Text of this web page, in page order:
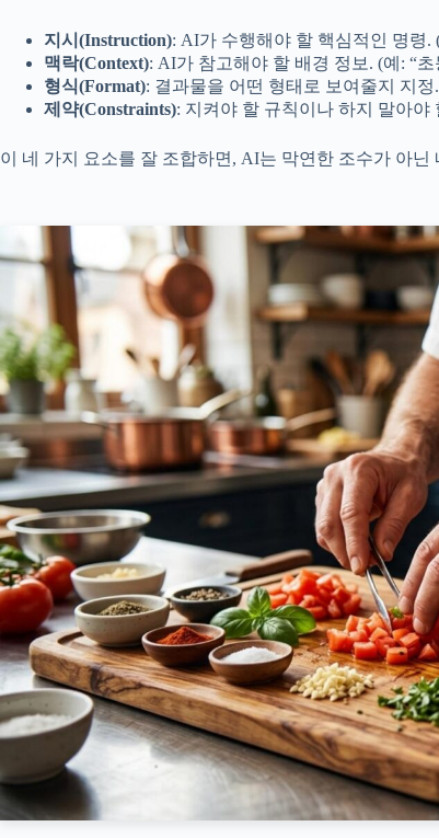
지시(Instruction): AI가 수행해야 할 핵심적인 명령.
맥락(Context): AI가 참고해야 할 배경 정보. (예: “
형식(Format): 결과물을 어떤 형태로 보여줄지 지
제약(Constraints): 지켜야 할 규칙이나 하지 말아야
이 네 가지 요소를 잘 조합하면, AI는 막연한 조수가 아